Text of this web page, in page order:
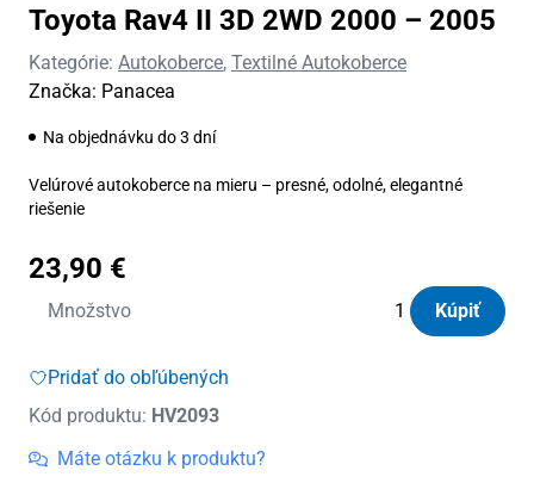
Toyota Rav4 II 3D 2WD 2000 – 2005
Kategórie: Autokoberce, Textilné Autokoberce
Značka: Panacea
Na objednávku do 3 dní
Velúrové autokoberce na mieru – presné, odolné, elegantné
riešenie
23,90 €
Množstvo
množstvo
textilné
Toyota
Rav4
Kúpiť
Pridať do obľúbených
Kód produktu: HV2093
Máte otázku k produktu?